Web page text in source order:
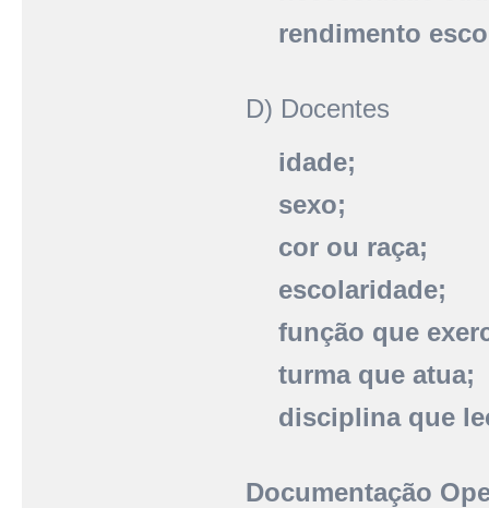
rendimento
D) Docentes
idade;
sexo;
cor ou raça;
escolaridade;
função que
turma que atua;
disciplina que
Documentação